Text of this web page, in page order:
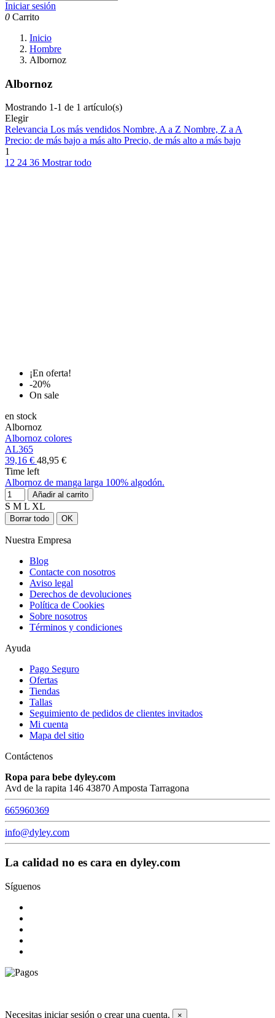
Iniciar sesión
0 Carrito
Inicio
Hombre
Albornoz
Albornoz
Mostrando 1-1 de 1 artículo(s)
Elegir
Relevancia Los más vendidos Nombre, A a Z Nombre, Z a A
Precio: de más bajo a más alto Precio, de más alto a más bajo
1
12 24 36 Mostrar todo
¡En oferta!
-20%
On sale
en stock
Albornoz
Albornoz colores
AL365
39,16 € 48,95 €
Time left
Albornoz de manga larga 100% algodón.
Añadir al carrito
S M L XL
Borrar todo OK
Nuestra Empresa
Blog
Contacte con nosotros
Aviso legal
Derechos de devoluciones
Política de Cookies
Sobre nosotros
Términos y condiciones
Ayuda
Pago Seguro
Ofertas
Tiendas
Tallas
Seguimiento de pedidos de clientes invitados
Mi cuenta
Mapa del sitio
Contáctenos
Ropa para bebe dyley.com
Avd de la rapita 146 43870 Amposta Tarragona
665960369
info@dyley.com
La calidad no es cara en dyley.com
Síguenos
Necesitas iniciar sesión o crear una cuenta. ×